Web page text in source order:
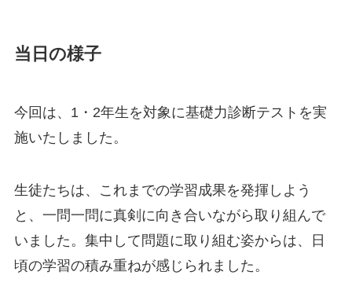
当日の様子
今回は、1・2年生を対象に基礎力診断テストを実
施いたしました。
生徒たちは、これまでの学習成果を発揮しよう
と、一問一問に真剣に向き合いながら取り組んで
いました。集中して問題に取り組む姿からは、日
頃の学習の積み重ねが感じられました。